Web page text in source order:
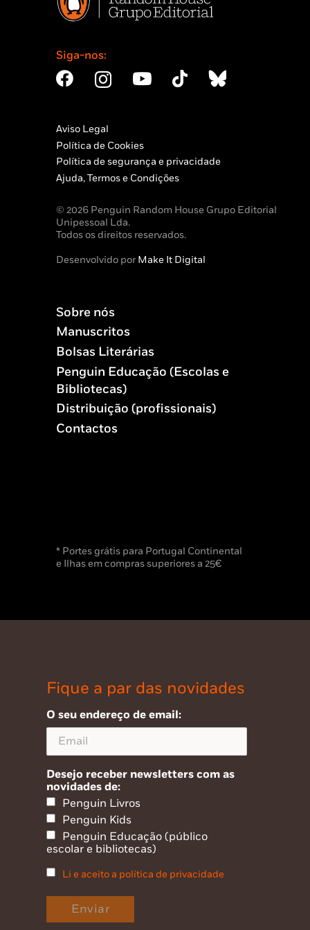
Siga-nos:
Aviso Legal
Política de Cookies
Política de segurança e privacidade
Ajuda, Termos e Condições
© 2026 Penguin Random House Grupo Editorial
Unipessoal Lda.
Todos os direitos reservados.
Desenvolvido porMake It Digital
Sobre nós
Manuscritos
Bolsas Literárias
Penguin Educação (Escolas e
Bibliotecas)
Distribuição (profissionais)
Contactos
* Portes grátis para Portugal Continental
e Ilhas em compras superiores a 25€
Fique a par das novidades
O seu endereço de email:
Desejo receber newsletters com as
novidades de:
Penguin Livros
Penguin Kids
Penguin Educação (público
escolar e bibliotecas)
Li e aceito a política de privacidade